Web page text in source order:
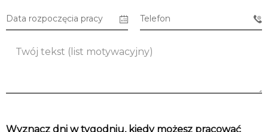
Lista CH
Informacje
Data rozpoczęcia pracy Telefon
Wyznacz dni w tygodniu, kiedy możesz pracować